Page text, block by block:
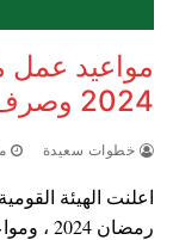
مواعيد عمل
2024 وصرف المعاشات
خطوات سعيدة
اعلنت الهيئة
رمضان